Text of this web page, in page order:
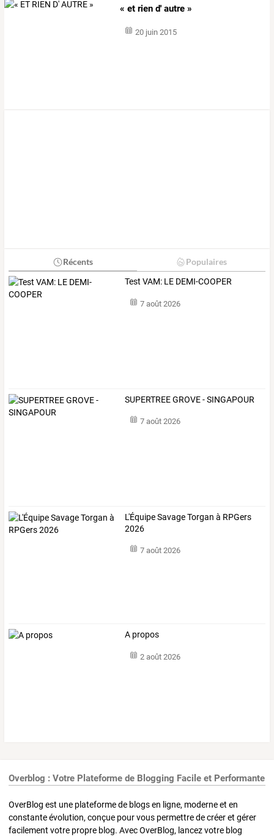
« et rien d' autre »
20 juin 2015
Récents Populaires
Test VAM: LE DEMI-COOPER
7 août 2026
SUPERTREE GROVE - SINGAPOUR
7 août 2026
L'Équipe Savage Torgan à RPGers
2026
7 août 2026
A propos
2 août 2026
Overblog : Votre Plateforme de Blogging Facile et Performante
OverBlog est une plateforme de blogs en ligne, moderne et en
constante évolution, conçue pour vous permettre de créer et gérer
facilement votre propre blog. Avec OverBlog, lancez votre blog